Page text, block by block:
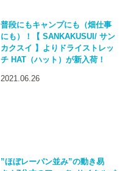
普段にもキャンプにも（畑仕事
にも）！【 SANKAKUSUI/ サン
カクスイ 】よりドライストレッ
チ HAT（ハット）が新入荷！
2021.06.26
”ほぼレーパン並み”の動き易